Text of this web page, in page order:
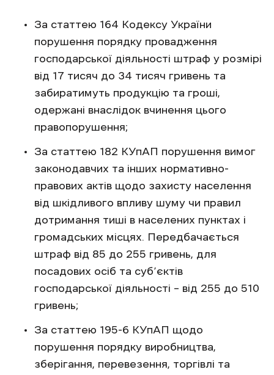
За статтею 164 Кодексу України
порушення порядку провадження
господарської діяльності штраф у розмірі
від 17 тисяч до 34 тисяч гривень та
забиратимуть продукцію та гроші,
одержані внаслідок вчинення цього
правопорушення;
За статтею 182 КУпАП порушення вимог
законодавчих та інших нормативно-
правових актів щодо захисту населення
від шкідливого впливу шуму чи правил
дотримання тиші в населених пунктах і
громадських місцях. Передбачається
штраф від 85 до 255 гривень, для
посадових осіб та суб’єктів
господарської діяльності – від 255 до 510
гривень;
За статтею 195-6 КУпАП щодо
порушення порядку виробництва,
зберігання, перевезення, торгівлі та